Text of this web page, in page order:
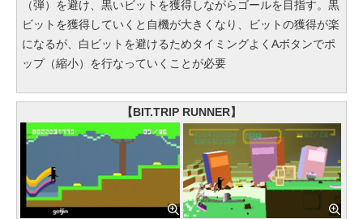
（弾）を避け、黒いビットを獲得しながらゴールを目指す。黒
ビットを獲得していくと自機が大きくなり、ビットの獲得が楽
になるが、白ビットを避けるためタイミングよくAボタンでポ
ップ（縮小）を行なっていくことが必要
【BIT.TRIP RUNNER】